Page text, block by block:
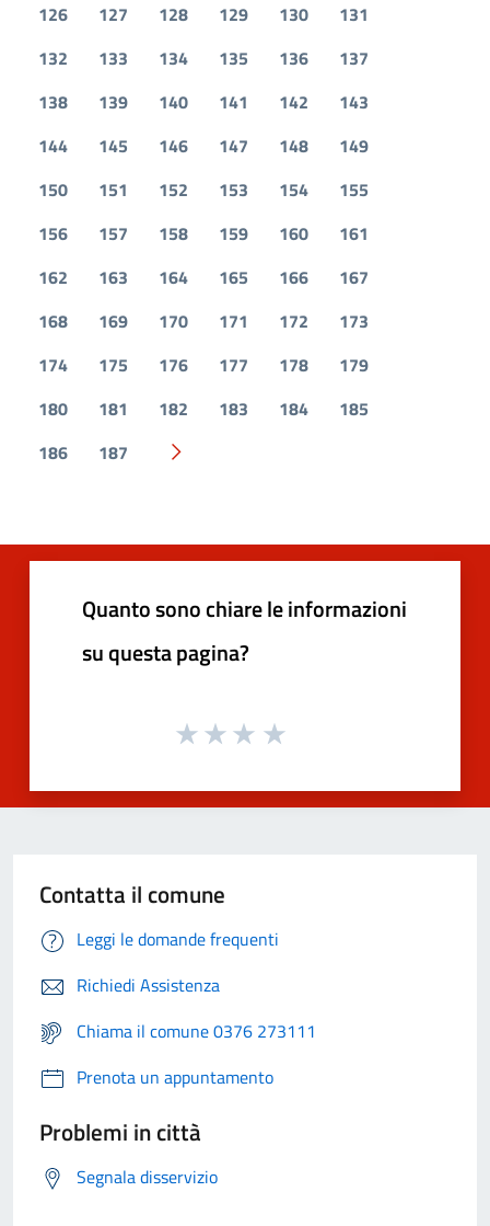
126 127 128 129 130
131
132
133 134 135 136
137
138
139 140 141 142
143
144
145 146 147 148
149
150
151 152 153 154
155
156
157 158 159 160
161
162
163 164 165 166
167
168
169 170 171 172
173
174
175 176 177 178
179
180
181 182 183 184
185
186
187 Pagina successiva
Quanto sono chiare le informazioni
su questa pagina?
Contatta il comune
Leggi le domande frequenti
Richiedi Assistenza
Chiama il comune 0376 273111
Prenota un appuntamento
Problemi in città
Segnala disservizio